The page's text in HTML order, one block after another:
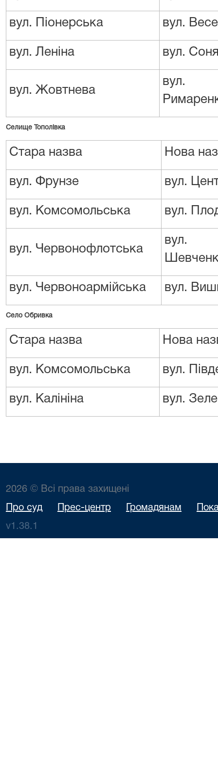
вул. Піонерська вул.
вул. Леніна вул.
вул. Жовтнева
вул.
Селище Тополівка
Стара назва Нова
вул. Фрунзе вул.
вул. Комсомольська вул.
вул. Червонофлотська
вул.
вул. Червоноармійська вул.
Село Обривка
Стара назва Нова
вул. Комсомольська вул.
вул. Калініна вул.
2026 © Всі права захищені
Про суд Прес-центр Громадянам
v1.38.1